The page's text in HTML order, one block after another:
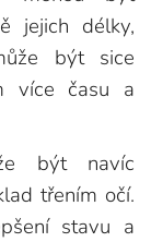
jejich délky,
být sice
více času a
být navíc
třením očí.
stavu a